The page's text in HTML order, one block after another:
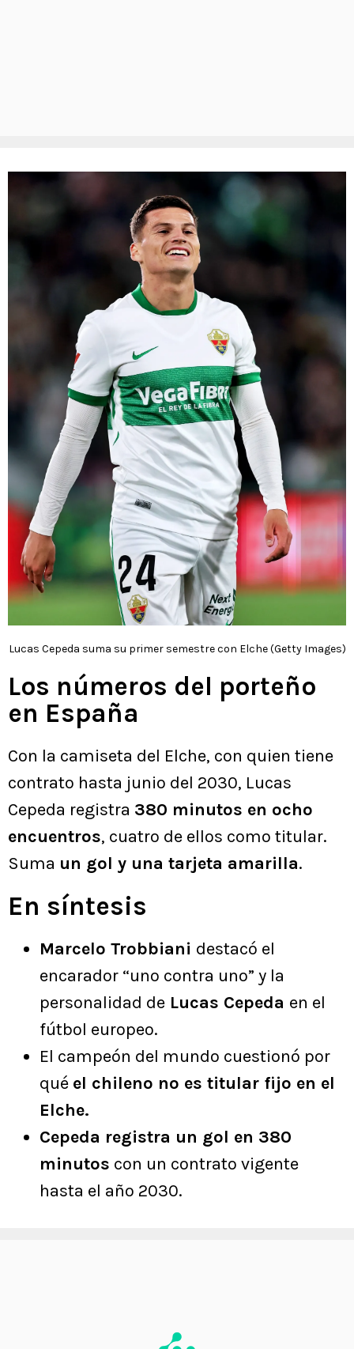
Lucas Cepeda suma su primer semestre con Elche (Getty Images)
Los números del porteño
en España
Con la camiseta del Elche, con quien tiene
contrato hasta junio del 2030, Lucas
Cepeda registra 380 minutos en ocho
encuentros, cuatro de ellos como titular.
Suma un gol y una tarjeta amarilla.
En síntesis
Marcelo Trobbiani destacó el
encarador “uno contra uno” y la
personalidad de Lucas Cepeda en el
fútbol europeo.
El campeón del mundo cuestionó por
qué el chileno no es titular fijo en el
Elche.
Cepeda registra un gol en 380
minutos con un contrato vigente
hasta el año 2030.